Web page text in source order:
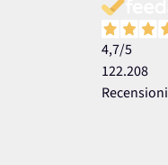
4,7/5
122.208
Recensioni